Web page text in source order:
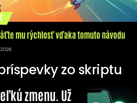
mu rýchlosť vďaka tomuto návodu
zo skriptu
zmenu. Už